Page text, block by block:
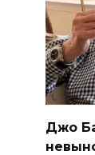
Джо